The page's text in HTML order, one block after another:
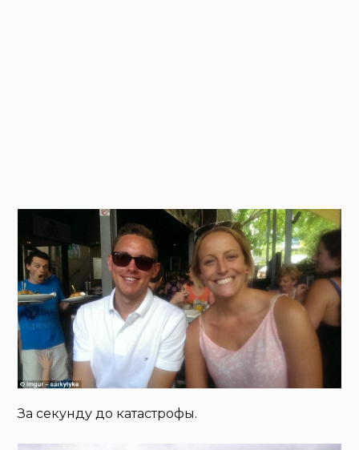
За секунду до катастрофы.